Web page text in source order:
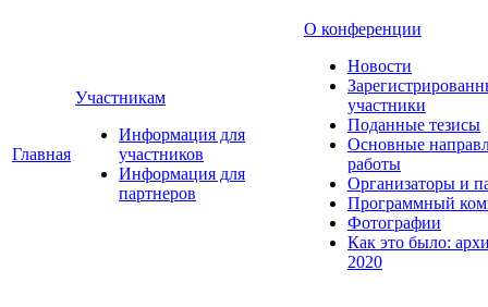
Главная
Участникам
Информация для
участников
Информация для
партнеров
О конференции
Новости
участники
Поданные тезисы
Основные
работы
Организаторы и
Программный
Фотографии
Как это было:
2020